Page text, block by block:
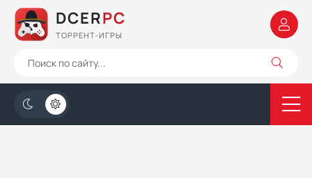
DCERPC
ТОРРЕНТ-ИГРЫ